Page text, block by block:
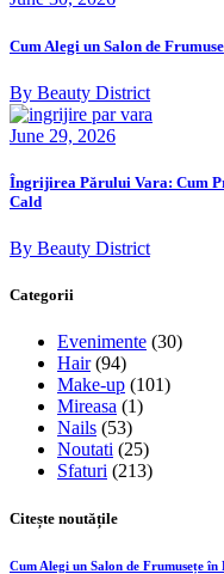
Cum Alegi un Salon de
By Beauty District
June 29, 2026
Îngrijirea Părului Vara: Cum
Cald
By Beauty District
Categorii
Evenimente (30)
Hair(94)
Make-up (101)
Mireasa (1)
Nails (53)
Noutati (25)
Sfaturi (213)
Citește noutățile
Cum Alegi un Salon de Frumusețe